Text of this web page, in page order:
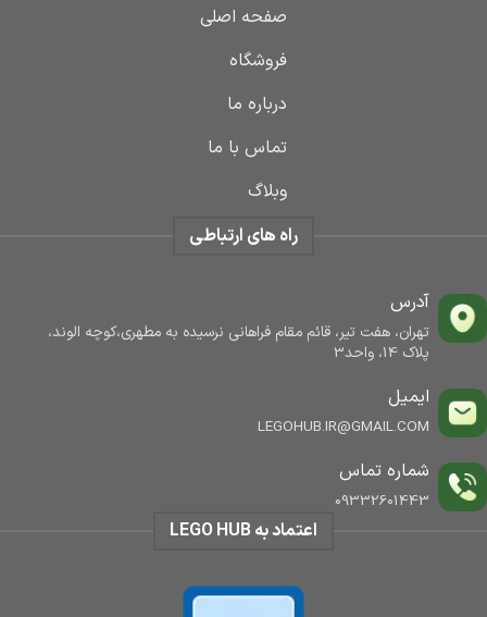
صفحه اصلی
فروشگاه
درباره ما
تماس با ما
وبلاگ
راه های ارتباطی
آدرس
تهران، هفت تیر، قائم مقام فراهانی نرسیده به مطهری،کوچه الوند،
پلاک 14، واحد3
ایمیل
LEGOHUB.IR@GMAIL.COM
شماره تماس
09332601443
اعتماد به LEGO HUB